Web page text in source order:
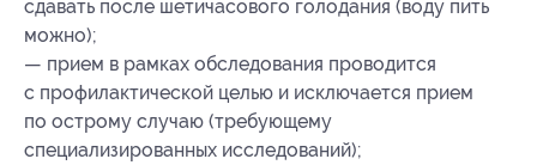
сдавать после шетичасового голодания (воду пить
можно);
— прием в рамках обследования проводится
с профилактической целью и исключается прием
по острому случаю (требующему
специализированных исследований);